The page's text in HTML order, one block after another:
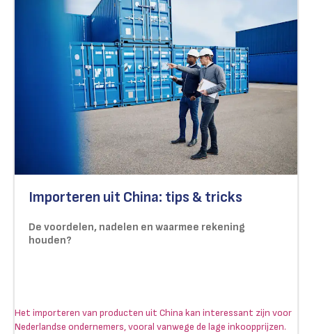
Importeren uit China: tips & tricks
De voordelen, nadelen en waarmee rekening
houden?
Het importeren van producten uit China kan interessant zijn voor
Nederlandse ondernemers, vooral vanwege de lage inkoopprijzen.